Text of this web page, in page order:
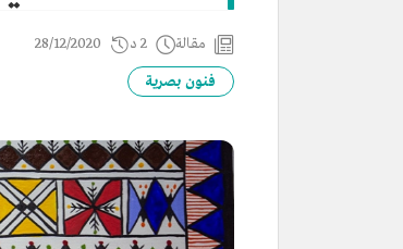
مقالة 2 د 28/12/2020
فنون بصرية